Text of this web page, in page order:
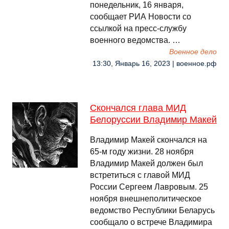
понедельник, 16 января,
сообщает РИА Новости со
ссылкой на пресс-службу
военного ведомства. …
Военное дело
13:30, Январь 16, 2023 | военное.рф
Скончался глава МИД
Белоруссии Владимир Макей
Владимир Макей скончался на
65-м году жизни. 28 ноября
Владимир Макей должен был
встретиться с главой МИД
России Сергеем Лавровым. 25
ноября внешнеполитическое
ведомство Республики Беларусь
сообщало о встрече Владимира